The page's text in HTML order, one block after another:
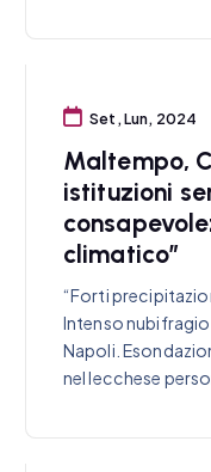
Set, Lun, 2024
Maltempo,
istituzioni
climatico”
“Forti
Intenso
Napoli.
nel lecchese